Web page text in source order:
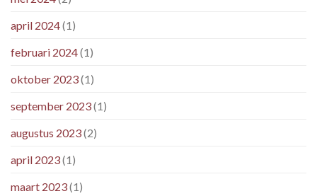
april 2024(1)
februari 2024(1)
oktober 2023(1)
september 2023(1)
augustus 2023(2)
april 2023(1)
maart 2023(1)